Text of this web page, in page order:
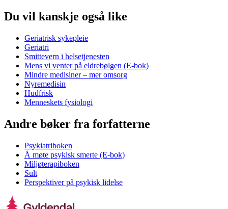
Du vil kanskje også like
Geriatrisk sykepleie
Geriatri
Smittevern i helsetjenesten
Mens vi venter på eldrebølgen (E-bok)
Mindre medisiner – mer omsorg
Nyremedisin
Hudfrisk
Menneskets fysiologi
Andre bøker fra forfatterne
Psykiatriboken
Å møte psykisk smerte (E-bok)
Miljøterapiboken
Sult
Perspektiver på psykisk lidelse